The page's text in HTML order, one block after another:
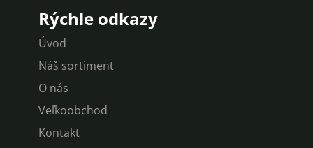
Rýchle odkazy
Úvod
Náš sortiment
O nás
Veľkoobchod
Kontakt